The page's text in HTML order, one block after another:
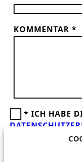
KOMMENTAR *
* ICH HABE
AKZEPTIERE